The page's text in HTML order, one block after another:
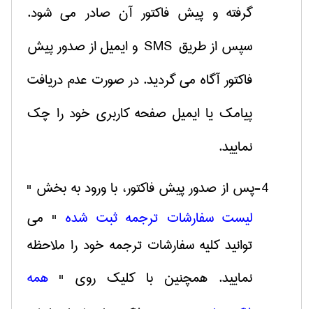
گرفته و پیش فاکتور آن صادر می شود.
سپس از طریق SMS و ایمیل از صدور پیش
فاکتور آگاه می گردید. در صورت عدم دریافت
پیامک یا ایمیل صفحه کاربری خود را چک
نمایید.
4- پس از صدور پیش فاکتور، با ورود به بخش "
لیست سفارشات ترجمه ثبت شده " می
توانید کلیه سفارشات ترجمه خود را ملاحظه
نمایید. همچنین با کلیک روی " همه